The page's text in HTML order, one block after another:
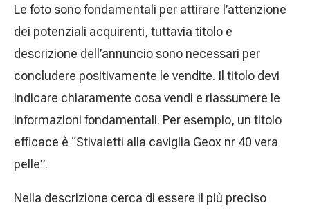
Le foto sono fondamentali per attirare l’attenzione
dei potenziali acquirenti, tuttavia titolo e
descrizione dell’annuncio sono necessari per
concludere positivamente le vendite. Il titolo devi
indicare chiaramente cosa vendi e riassumere le
informazioni fondamentali. Per esempio, un titolo
efficace è “Stivaletti alla caviglia Geox nr 40 vera
pelle”.
Nella descrizione cerca di essere il più preciso